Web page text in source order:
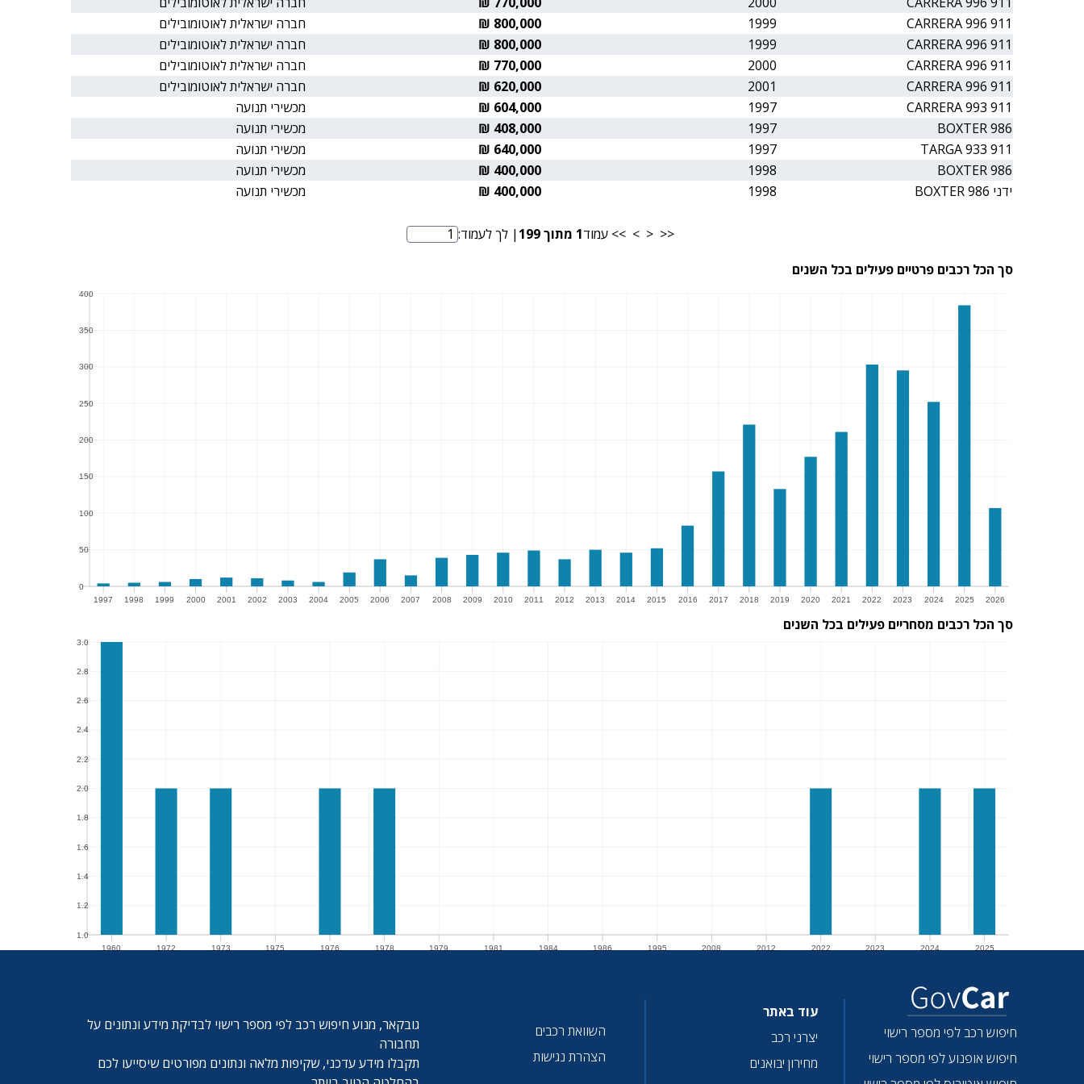
911 CARRERA 996
1999
800,000 ₪
חברה ישראלית לאוטומובילים
911 CARRERA 996
1999
800,000 ₪
חברה ישראלית לאוטומובילים
911 CARRERA 996
2000
770,000 ₪
חברה ישראלית לאוטומובילים
911 CARRERA 996
2001
620,000 ₪
חברה ישראלית לאוטומובילים
911 CARRERA 993
1997
604,000 ₪
מכשירי תנועה
BOXTER 986
1997
408,000 ₪
מכשירי תנועה
911 TARGA 933
1997
640,000 ₪
מכשירי תנועה
BOXTER 986
1998
400,000 ₪
מכשירי תנועה
ידני BOXTER 986
1998
400,000 ₪ מכשירי תנועה
<<
<
>
>> עמוד1 מתוך199 מספר עמוד
| לך לעמוד:
סך הכל רכבים פרטיים פעילים בכל השנים
1997 1998 1999 2000 2001 2002 2003 2004 2005 2006 2007 2008 2009 2010 2011 2012 2013 2014 2015 2016 2017 2018 2019 2020 2021 2022 2023 2024 2025 2026
2019 2020 2021 2022 2023 2024 2025 2026
0
50
100
150
200
250
300
350
400
סך הכל רכבים מסחריים פעילים בכל השנים
1960 1972 1973 1975 1976 1978 1979 1981 1984 1986 1995 2008 2012 2022 2023 2024 2025
1.0
1.2
1.4
1.6
1.8
2.0
2.2
2.4
2.6
2.8
3.0
חיפוש רכב לפי מספר רישוי
חיפוש אופנוע לפי מספר רישוי
עוד באתר
יצרני רכב
מחירון יבואנים
השוואת רכבים
הצהרת נגישות
גובקאר, מנוע חיפוש רכב לפי מספר רישוי לבדיקת מידע ונתונים על
תחבורה
תקבלו מידע עדכני, שקיפות מלאה ונתונים מפורטים שיסייעו לכם